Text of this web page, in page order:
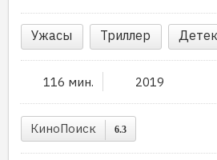
Ужасы Триллер
116 мин. 2019
КиноПоиск 6.3